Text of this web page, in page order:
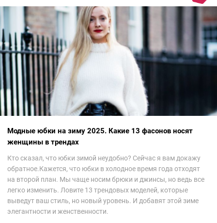
Модные юбки на зиму 2025. Какие 13 фасонов носят
женщины в трендах
Кто сказал, что юбки зимой неудобно? Сейчас я вам докажу
обратное.Кажется, что юбки в холодное время года отходят
на второй план. Мы чаще носим брюки и джинсы, но ведь все
легко изменить. Ловите 13 трендовых моделей, которые
выведут ваш стиль, но новый уровень. И добавят этой зиме
элегантности и женственности.